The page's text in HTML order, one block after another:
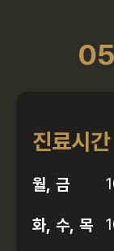
진료시
월, 금
화, 수, 목